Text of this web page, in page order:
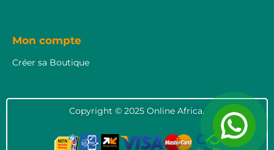
Mon compte
Créer sa Boutique
Copyright © 2025 Online Africa.